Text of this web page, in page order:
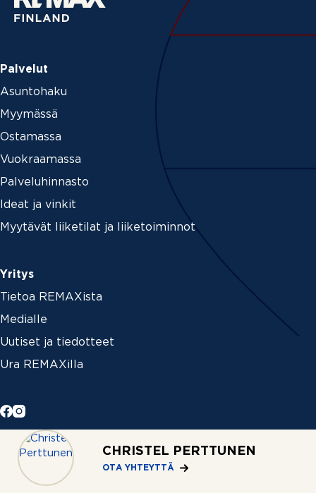
CHRISTEL PERTTUNEN
OTA YHTEYTTÄ
Palvelut
Asuntohaku
Myymässä
Ostamassa
Vuokraamassa
Palveluhinnasto
Ideat ja vinkit
Myytävät liiketilat ja liiketoiminnot
Yritys
Tietoa REMAXista
Medialle
Uutiset ja tiedotteet
Ura REMAXilla
Ota yhteyttä
Löydä välittäjä
Toimistot